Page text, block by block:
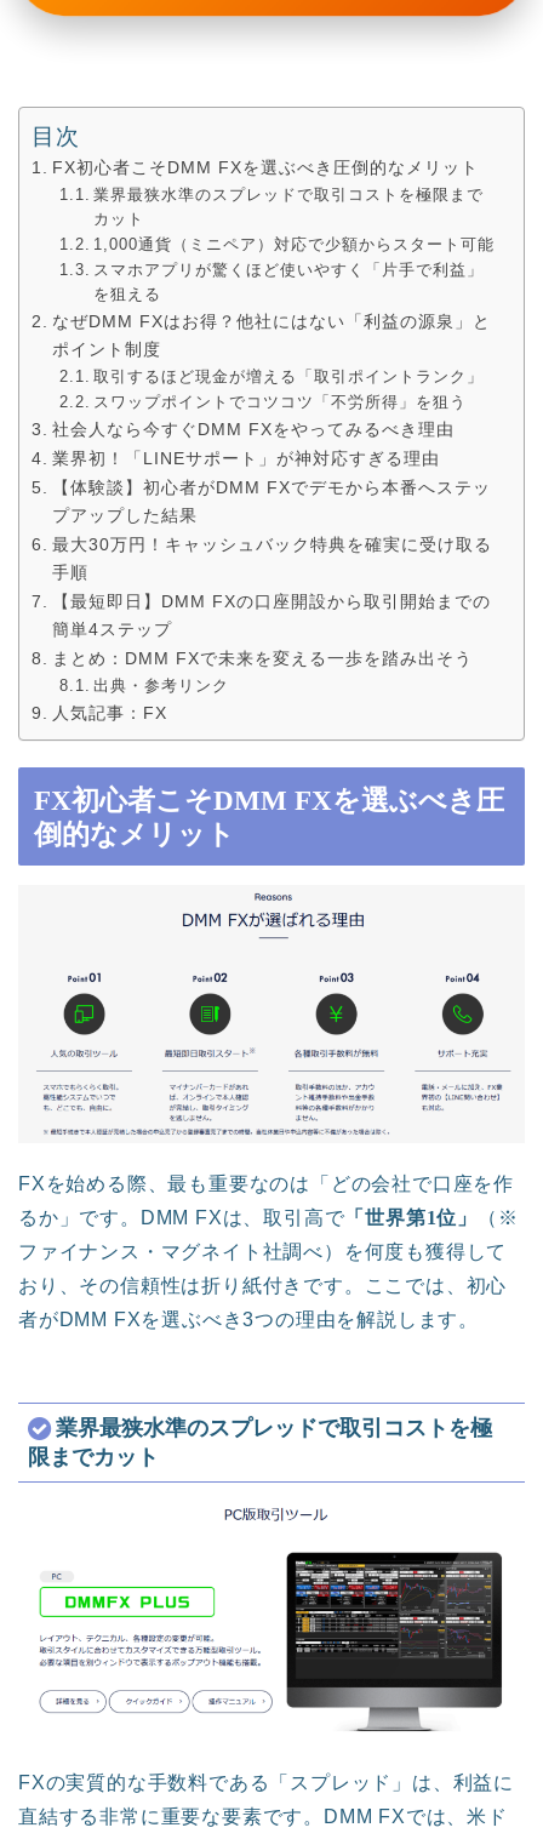
目次
FX初心者こそDMM FXを選ぶべき圧倒的なメリット
業界最狭水準のスプレッドで取引コストを極限まで
カット
1,000通貨（ミニペア）対応で少額からスタート可能
スマホアプリが驚くほど使いやすく「片手で利益」
を狙える
なぜDMM FXはお得？他社にはない「利益の源泉」と
ポイント制度
取引するほど現金が増える「取引ポイントランク」
スワップポイントでコツコツ「不労所得」を狙う
社会人なら今すぐDMM FXをやってみるべき理由
業界初！「LINEサポート」が神対応すぎる理由
【体験談】初心者がDMM FXでデモから本番へステッ
プアップした結果
最大30万円！キャッシュバック特典を確実に受け取る
手順
【最短即日】DMM FXの口座開設から取引開始までの
簡単4ステップ
まとめ：DMM FXで未来を変える一歩を踏み出そう
出典・参考リンク
人気記事：FX
FX初心者こそDMM FXを選ぶべき圧
倒的なメリット
FXを始める際、最も重要なのは「どの会社で口座を作
るか」です。DMM FXは、取引高で 「世界第1位」
（※
ファイナンス・マグネイト社調べ）を何度も獲得して
おり、その信頼性は折り紙付きです。ここでは、初心
者がDMM FXを選ぶべき3つの理由を解説します。
業界最狭水準のスプレッドで取引コストを極
限までカット
FXの実質的な手数料である「スプレッド」は、利益に
直結する非常に重要な要素です。DMM FXでは、米ド